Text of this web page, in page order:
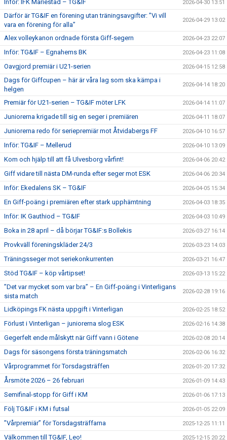
Inför: IFK Mariestad – TG&IF 2026-04-30 13:51
Därför är TG&IF en förening utan träningsavgifter: ”Vi vill
vara en förening för alla”
2026-04-29 13:02
Alex volleykanon ordnade första Giff-segern 2026-04-23 22:07
Inför: TG&IF – Egnahems BK 2026-04-23 11:08
Oavgjord premiär i U21-serien 2026-04-15 12:58
Dags för Giffcupen – här är våra lag som ska kämpa i
helgen
2026-04-14 18:20
Premiär för U21-serien – TG&IF möter LFK 2026-04-14 11:07
Juniorerna krigade till sig en seger i premiären 2026-04-11 18:07
Juniorerna redo för seriepremiär mot Åtvidabergs FF 2026-04-10 16:57
Inför: TG&IF – Mellerud 2026-04-10 13:09
Kom och hjälp till att få Ulvesborg vårfint! 2026-04-06 20:42
Giff vidare till nästa DM-runda efter seger mot ESK 2026-04-06 20:34
Inför: Ekedalens SK – TG&IF 2026-04-05 15:34
En Giff-poäng i premiären efter stark upphämtning 2026-04-03 18:35
Inför: IK Gauthiod – TG&IF 2026-04-03 10:49
Boka in 28 april – då börjar TG&IF:s Bollekis 2026-03-27 16:14
Provkväll föreningskläder 24/3 2026-03-23 14:03
Träningsseger mot seriekonkurrenten 2026-03-21 16:47
Stöd TG&IF – köp vårtipset! 2026-03-13 15:22
”Det var mycket som var bra” – En Giff-poäng i Vinterligans
sista match
2026-02-28 19:16
Lidköpings FK nästa uppgift i Vinterligan 2026-02-25 18:52
Förlust i Vinterligan – juniorerna slog ESK 2026-02-16 14:38
Gegerfelt ende målskytt när Giff vann i Götene 2026-02-08 20:14
Dags för säsongens första träningsmatch 2026-02-06 16:32
Vårprogrammet för Torsdagsträffen 2026-01-20 17:32
Årsmöte 2026 – 26 februari 2026-01-09 14:43
Semifinal-stopp för Giff i KM 2026-01-06 17:13
Följ TG&IF i KM i futsal 2026-01-05 22:09
”Vårpremiär” för Torsdagsträffarna 2025-12-25 11:11
Välkommen till TG&IF, Leo! 2025-12-15 20:22